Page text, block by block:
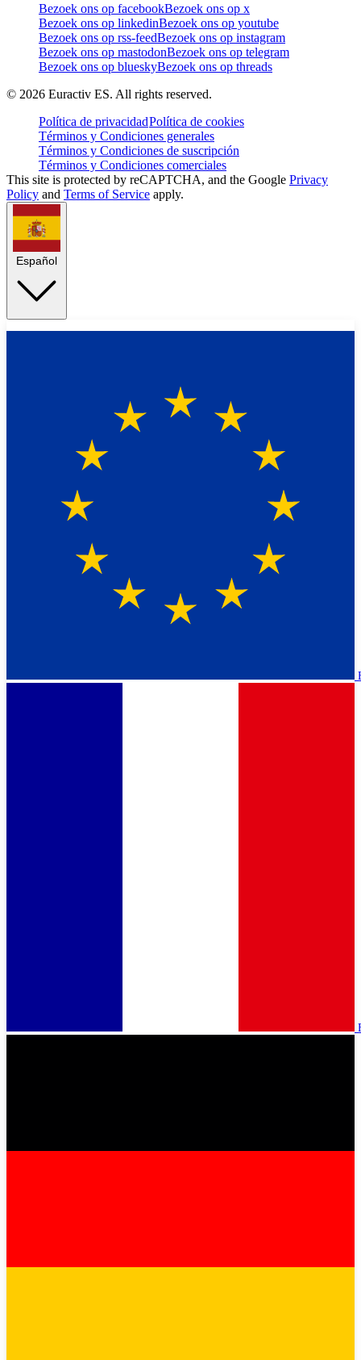
Bezoek ons op facebookBezoek ons op x
Bezoek ons op linkedinBezoek ons op youtube
Bezoek ons op rss-feedBezoek ons op instagram
Bezoek ons op mastodonBezoek ons op telegram
Bezoek ons op blueskyBezoek ons op threads
© 2026 Euractiv ES. All rights reserved.
Política de privacidadPolítica de cookies
Términos y Condiciones generales
Términos y Condiciones de suscripción
Términos y Condiciones comerciales
This site is protected by reCAPTCHA, and the Google Privacy
Policy and Terms of Service apply.
Español